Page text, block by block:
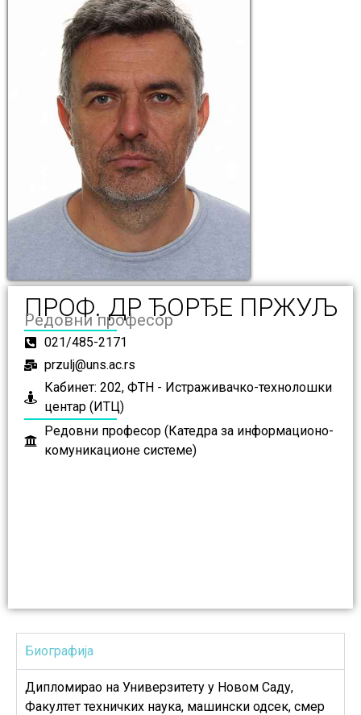
ПРОФ. ДР ЂОРЂЕ ПРЖУЉ
Редовни професор
021/485-2171
przulj@uns.ac.rs
Кабинет: 202, ФТН - Истраживачко-технолошки
центар (ИТЦ)
Редовни професор (Катедра за информационо-
комуникационе системе)
Биографија
Дипломирао на Универзитету у Новом Саду,
Факултет техничких наука, машински одсек, смер